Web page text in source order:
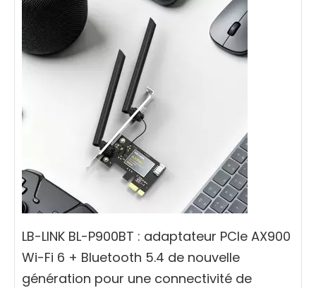
LB-LINK BL-P900BT : adaptateur PCIe AX900
Wi-Fi 6 + Bluetooth 5.4 de nouvelle
génération pour une connectivité de